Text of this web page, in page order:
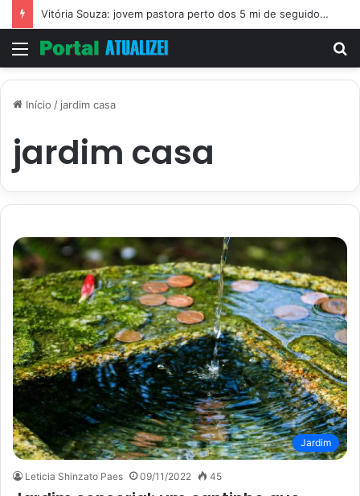
Vitória Souza: jovem pastora perto dos 5 mi de seguidores na web
Menu
Início / jardim casa
jardim casa
Jardim
Leticia Shinzato Paes 09/11/2022 45